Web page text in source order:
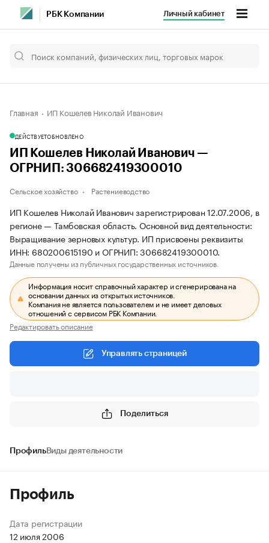
РБК Компании Личный кабинет
Главная ИП Кошелев Николай Иванович
ДЕЙСТВУЕТОБНОВЛЕНО
ИП Кошелев Николай Иванович —
ОГРНИП: 306682419300010
Сельское хозяйство Растениеводство
ИП Кошелев Николай Иванович зарегистрирован 12.07.2006, в
регионе — Тамбовская область. Основной вид деятельности:
Выращивание зерновых культур. ИП присвоены реквизиты
ИНН: 680200615190 и ОГРНИП: 306682419300010.
Данные получены из публичных государственных источников.
Информация носит справочный характер и сгенерирована на
основании данных из открытых источников.
Компания не является пользователем и не имеет деловых
отношений с сервисом РБК Компании.
Редактировать описание
Управлять страницей
Поделиться
ПрофильВиды деятельности
Профиль
Дата регистрации
12 июля 2006